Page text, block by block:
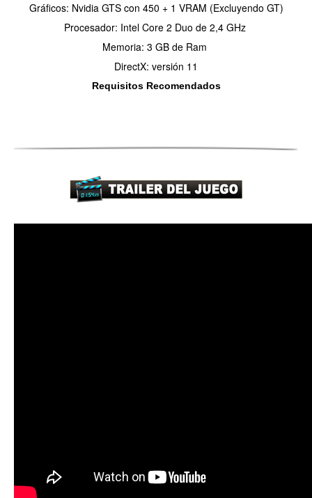
Gráficos: Nvidia GTS con 450 + 1 VRAM (Excluyendo GT)
Procesador: Intel Core 2 Duo de 2,4 GHz
Memoria: 3 GB de Ram
DirectX: versión 11
Requisitos Recomendados